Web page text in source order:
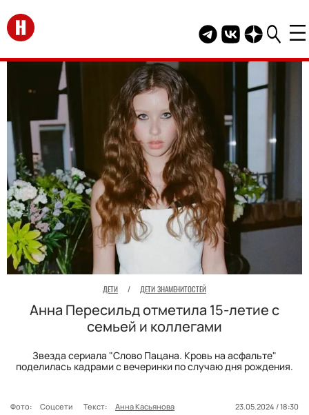
Перейти на главную
Telegram канал
Группа HELLO
Канал
ДЕТИ / ДЕТИ ЗНАМЕНИТОСТЕЙ
Анна Пересильд отметила 15-летие с
семьей и коллегами
Звезда сериала "Слово Пацана. Кровь на асфальте"
поделилась кадрами с вечеринки по случаю дня рождения.
Фото: Соцсети Текст: Анна Касьянова
23.05.2024 / 18:30